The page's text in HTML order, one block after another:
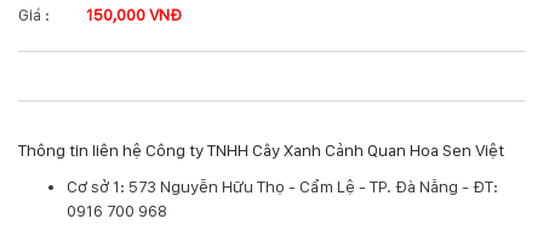
LIÊN
HỆ
Giá : 150,000 VNĐ
Thông tin liên hệ Công ty TNHH Cây Xanh Cảnh Quan Hoa Sen Việt
Cơ sở 1: 573 Nguyễn Hữu Thọ - Cẩm Lệ - TP. Đà Nẵng - ĐT:
0916 700 968